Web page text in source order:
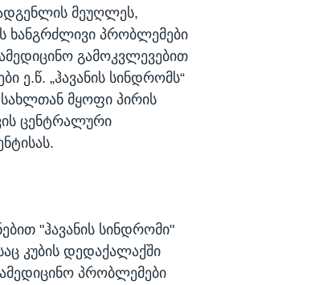
მეუღლეს,
ხანგრძლივი პრობლემები
გამოკვლევებით
ე.წ. „ჰავანის სინდრომს“
სახლთან მყოფი პირის
ცენტრალური
"ჰავანის სინდრომი"
კუბის დედაქალაქში
პრობლემები